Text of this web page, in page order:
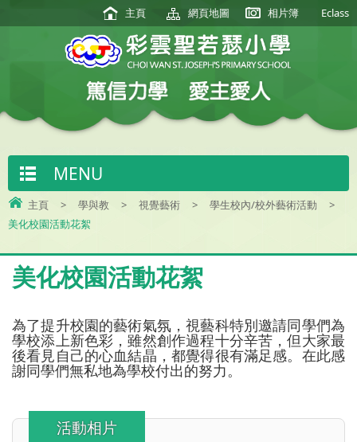
主頁 網頁地圖 相片簿 Eclass
MENU
主頁 > 學與教 > 視覺藝術 > 學生校內/校外藝術活動
>
美化校園活動花絮
美化校園活動花絮
為了提升校園的藝術氣氛，視藝科特別邀請同學們為
學校添上新色彩，雖然創作過程十分辛苦，但大家最
後看見自己的心血結晶，都覺得很有滿足感。在此感
謝同學們無私地為學校付出的努力。
活動相片